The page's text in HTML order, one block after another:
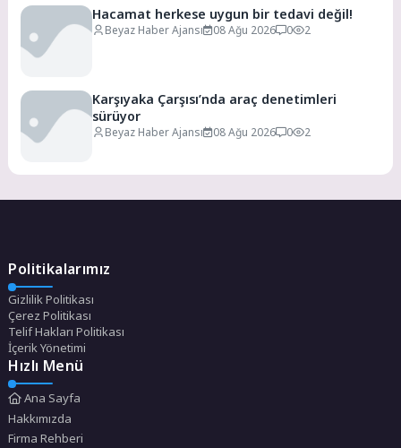
Hacamat herkese uygun bir tedavi değil!
Beyaz Haber Ajansı 08 Ağu 2026 0 2
Karşıyaka Çarşısı’nda araç denetimleri
sürüyor
Beyaz Haber Ajansı 08 Ağu 2026 0 2
Politikalarımız
Gizlilik Politikası
Çerez Politikası
Telif Hakları Politikası
İçerik Yönetimi
Hızlı Menü
Ana Sayfa
Hakkımızda
Firma Rehberi